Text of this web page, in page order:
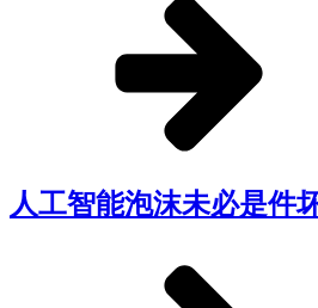
人工智能泡沫未必是件